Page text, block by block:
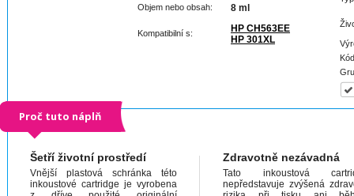
Objem nebo obsah: 8 ml
Kompatibilní s:
HP CH563EE
HP 301XL
Proč tuto náplň
Šetří životní prostředí
Vnější plastová schránka této
inkoustové cartridge je vyrobena
Zdravotně nezávadná
Tato inkoustová
nepředstavuje zvýšená